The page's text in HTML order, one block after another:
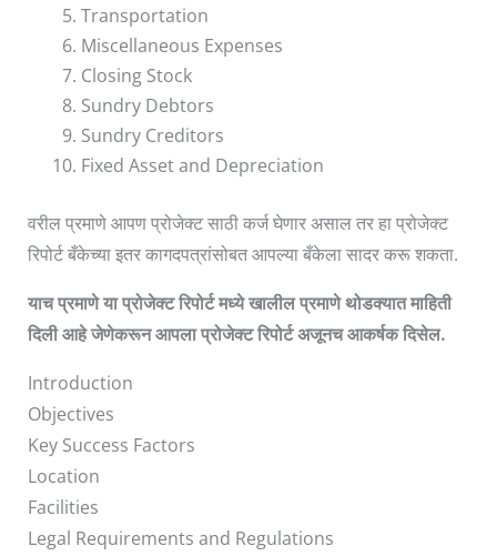
Transportation
Miscellaneous Expenses
Closing Stock
Sundry Debtors
Sundry Creditors
Fixed Asset and Depreciation
वरील प्रमाणे आपण प्रोजेक्ट साठी कर्ज घेणार असाल तर हा प्रोजेक्ट
रिपोर्ट बँकेच्या इतर कागदपत्रांसोबत आपल्या बँकेला सादर करू शकता.
याचप्रमाणेयाप्रोजेक्टरिपोर्टमध्येखालीलप्रमाणेथोडक्यातमाहिती
दिलीआहेजेणेकरूनआपलाप्रोजेक्टरिपोर्टअजूनचआकर्षकदिसेल.
Introduction
Objectives
Key Success Factors
Location
Facilities
Legal Requirements and Regulations